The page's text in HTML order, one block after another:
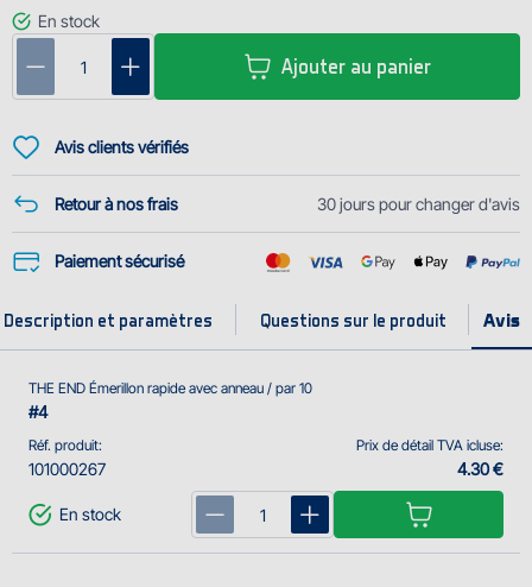
En stock
Ajouter au panier
Avis clients vérifiés
Retour à nos frais 30 jours pour changer d'avis
Paiement sécurisé
Description et paramètres Questions sur le produit
Réf. produit:
101000267
THE END Émerillon rapide avec anneau / par 10
#4
Prix de détail TVA icluse:
4.30 €
En stock